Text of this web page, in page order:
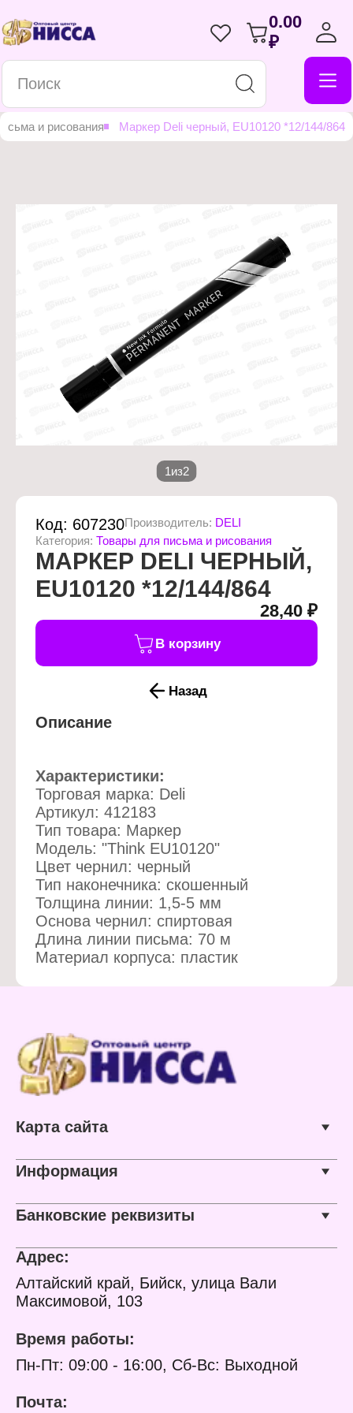
0.00
₽
и рисования Маркер Deli черный, EU10120 *12/144/864
1из2
Код: 607230Производитель: DELI
Категория: Товары для письма и рисования
МАРКЕР DELI ЧЕРНЫЙ,
EU10120 *12/144/864
Описание
Характеристики:
Торговая марка: Deli
Артикул: 412183
Тип товара: Маркер
Модель: "Think EU10120"
Цвет чернил: черный
Тип наконечника: скошенный
Толщина линии: 1,5-5 мм
Основа чернил: спиртовая
Длина линии письма: 70 м
Материал корпуса: пластик
28,40 ₽
Назад
В корзину
Карта сайта
Информация
Банковские реквизиты
Адрес:
Алтайский край, Бийск, улица Вали
Максимовой, 103
Время работы:
Пн-Пт: 09:00 - 16:00, Сб-Вс: Выходной
Почта: